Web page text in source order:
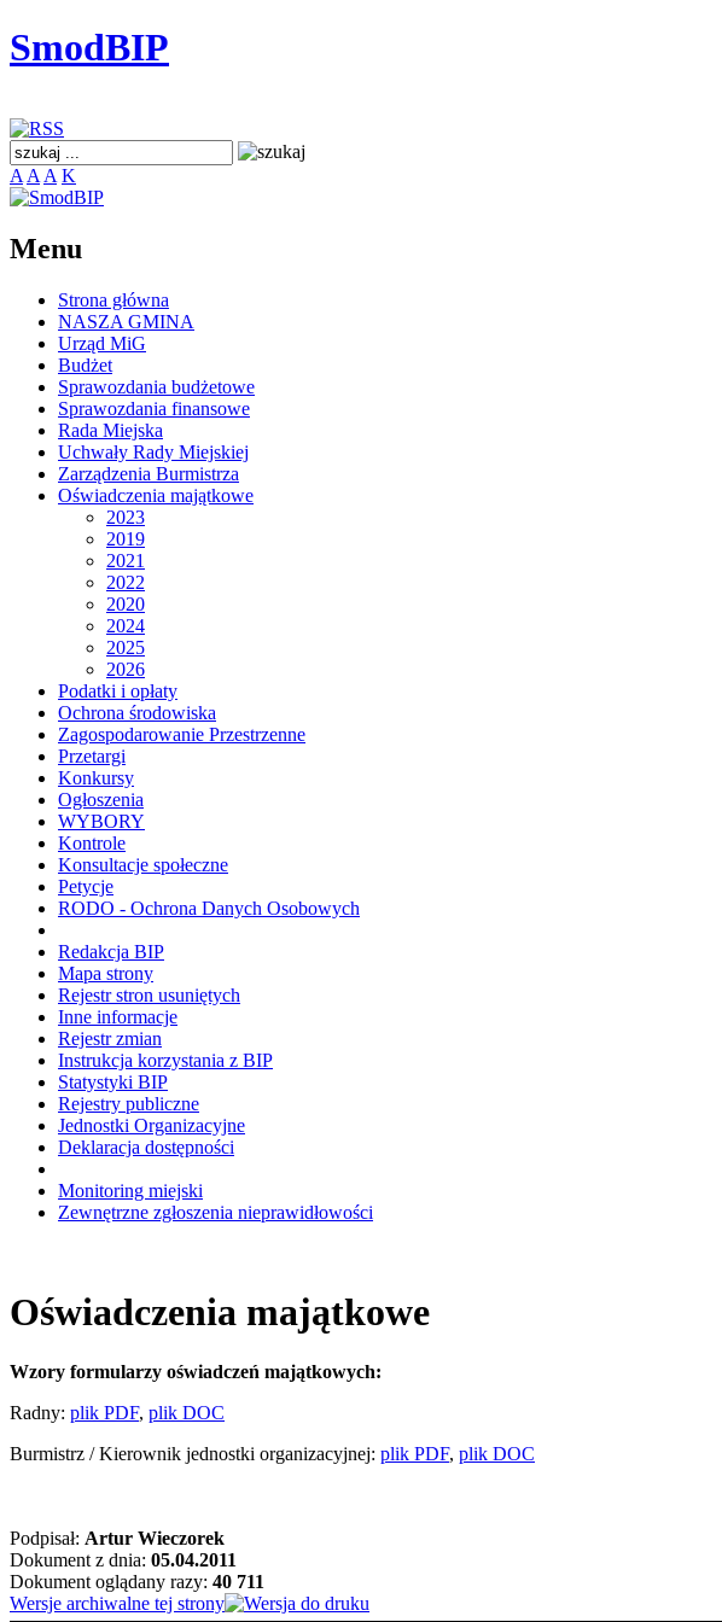
SmodBIP
A A A K
Menu
Strona główna
NASZA GMINA
Urząd MiG
Budżet
Sprawozdania budżetowe
Sprawozdania finansowe
Rada Miejska
Uchwały Rady Miejskiej
Zarządzenia Burmistrza
Oświadczenia majątkowe
2023
2019
2021
2022
2020
2024
2025
2026
Podatki i opłaty
Ochrona środowiska
Zagospodarowanie Przestrzenne
Przetargi
Konkursy
Ogłoszenia
WYBORY
Kontrole
Konsultacje społeczne
Petycje
RODO - Ochrona Danych Osobowych
Redakcja BIP
Mapa strony
Rejestr stron usuniętych
Inne informacje
Rejestr zmian
Instrukcja korzystania z BIP
Statystyki BIP
Rejestry publiczne
Jednostki Organizacyjne
Deklaracja dostępności
Monitoring miejski
Zewnętrzne zgłoszenia nieprawidłowości
Oświadczenia majątkowe
Wzory formularzy oświadczeń majątkowych:
Radny: plik PDF, plik DOC
Burmistrz / Kierownik jednostki organizacyjnej: plik PDF, plik DOC
Podpisał: Artur Wieczorek
Dokument z dnia: 05.04.2011
Dokument oglądany razy: 40 711
Wersje archiwalne tej strony